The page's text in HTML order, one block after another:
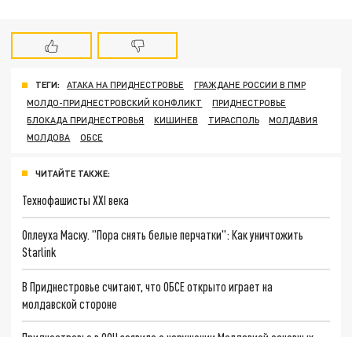
ТЕГИ: АТАКА НА ПРИДНЕСТРОВЬЕ
ГРАЖДАНЕ РОССИИ В ПМР
МОЛДО-ПРИДНЕСТРОВСКИЙ КОНФЛИКТ
ПРИДНЕСТРОВЬЕ
БЛОКАДА ПРИДНЕСТРОВЬЯ
КИШИНЕВ ТИРАСПОЛЬ
МОЛДАВИЯ
МОЛДОВА
ОБСЕ
ЧИТАЙТЕ ТАКЖЕ:
Технофашисты XXI века
Оплеуха Маску. "Пора снять белые перчатки": Как уничтожить
Starlink
В Приднестровье считают, что ОБСЕ открыто играет на
молдавской стороне